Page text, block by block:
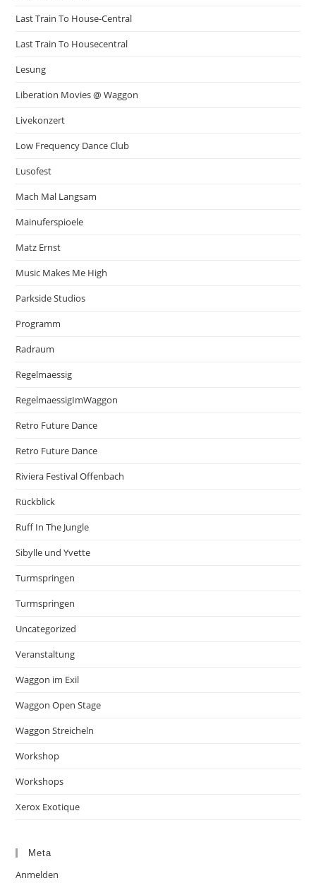
Last Train To House-Central
Last Train To Housecentral
Lesung
Liberation Movies @ Waggon
Livekonzert
Low Frequency Dance Club
Lusofest
Mach Mal Langsam
Mainuferspioele
Matz Ernst
Music Makes Me High
Parkside Studios
Programm
Radraum
Regelmaessig
RegelmaessigImWaggon
Retro Future Dance
Retro Future Dance
Riviera Festival Offenbach
Rückblick
Ruff In The Jungle
Sibylle und Yvette
Turmspringen
Turmspringen
Uncategorized
Veranstaltung
Waggon im Exil
Waggon Open Stage
Waggon Streicheln
Workshop
Workshops
Xerox Exotique
Meta
Anmelden